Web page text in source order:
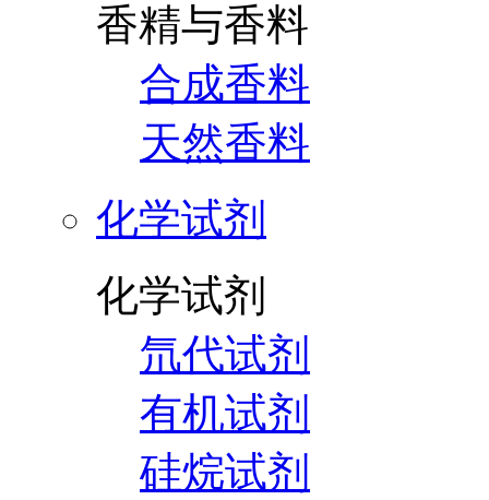
香精与香料
合成香料
天然香料
化学试剂
化学试剂
氘代试剂
有机试剂
硅烷试剂